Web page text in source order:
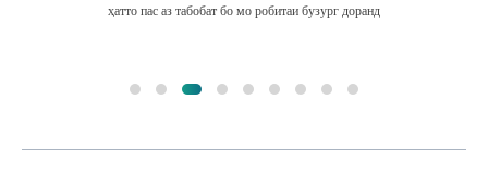
ҳатто пас аз табобат бо мо робитаи бузург доранд